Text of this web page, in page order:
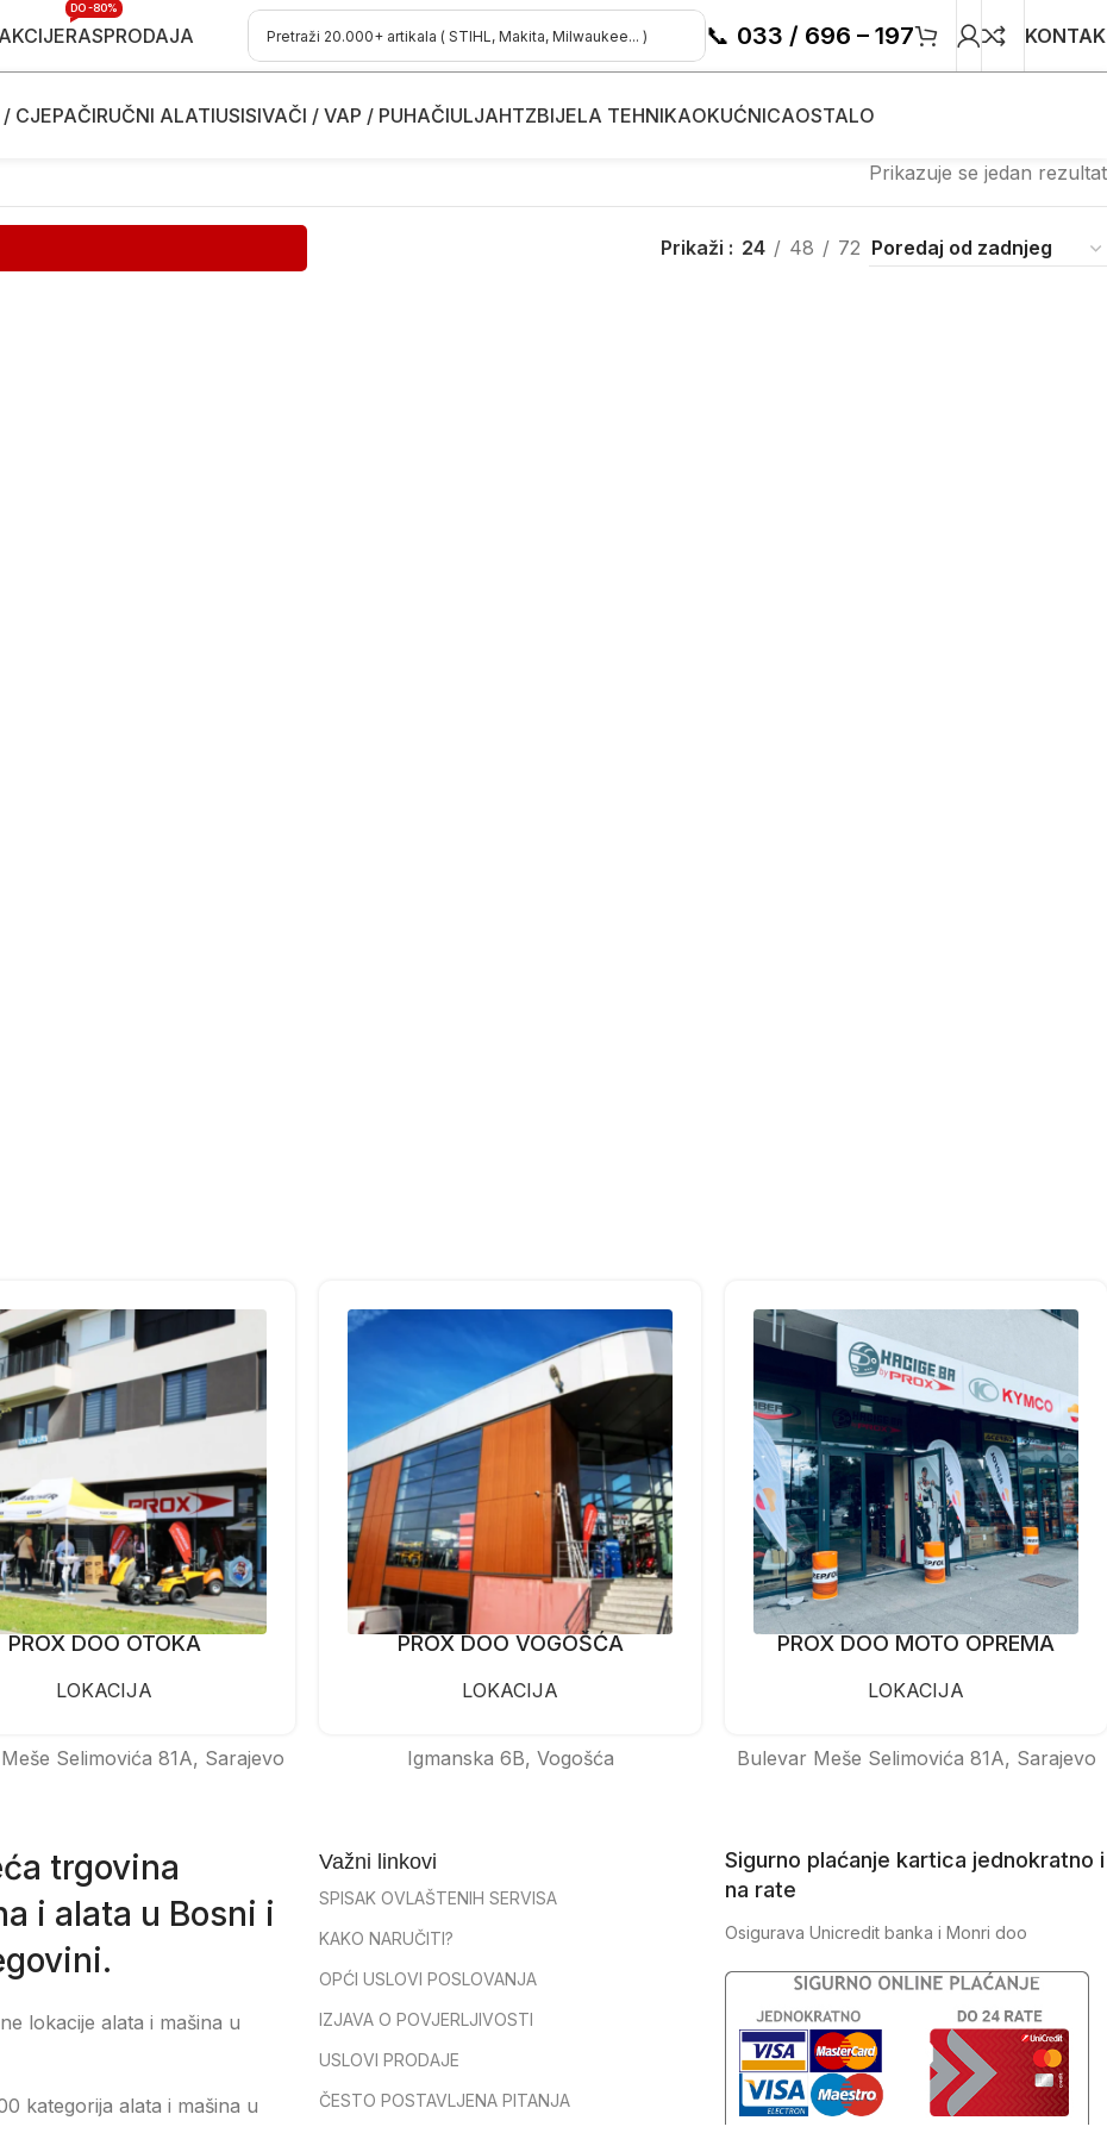
AKCIJERASPRODAJA
DO -80%
📞 033 / 696 – 197
CJEPAČIRUČNI ALATIUSISIVAČI / VAP / PUHAČIULJAHTZBIJELA TEHNIKAOKUĆNICAOSTALO
Prikazuje se jedan rezultat
Prikaži 24 48 72
PROX DOO OTOKA
LOKACIJA
Selimovića 81A, Sarajevo
PROX DOO VOGOŠĆA
LOKACIJA
Igmanska 6B, Vogošća
PROX DOO MOTO OPREMA
LOKACIJA
Bulevar Meše Selimovića 81A, Sarajevo
trgovina
i alata u Bosni i
lokacije alata i mašina u
kategorija alata i mašina u
Važni linkovi
SPISAK OVLAŠTENIH SERVISA
KAKO NARUČITI?
OPĆI USLOVI POSLOVANJA
IZJAVA O POVJERLJIVOSTI
USLOVI PRODAJE
ČESTO POSTAVLJENA PITANJA
Sigurno plaćanje kartica jednokratno i
na rate
Osigurava Unicredit banka i Monri doo